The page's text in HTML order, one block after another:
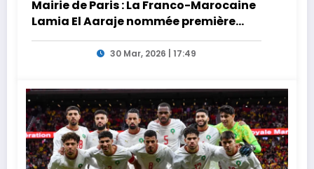
Mairie de Paris : La Franco-Marocaine
Lamia El Aaraje nommée première
adjointe
30 Mar, 2026 | 17:49